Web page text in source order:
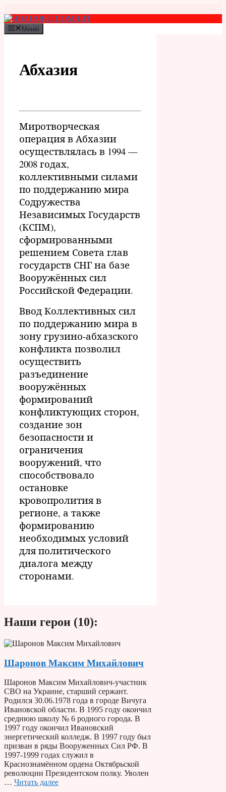
к
содержимому
Меню
Абхазия
Миротворческая
операция в Абхазии
осуществлялась в 1994 —
2008 годах,
коллективными силами
по поддержанию мира
Содружества
Независимых Государств
(КСПМ),
сформированными
решением Совета глав
государств СНГ на базе
Вооружённых сил
Российской Федерации.
Ввод Коллективных сил
по поддержанию мира в
зону грузино-абхазского
конфликта позволил
осуществить
разъединение
вооружённых
формирований
конфликтующих сторон,
создание зон
безопасности и
ограничения
вооружений, что
способствовало
остановке
кровопролития в
регионе, а также
формированию
необходимых условий
для политического
диалога между
сторонами.
Наши герои (10):
Шаронов Максим Михайлович
Шаронов Максим Михайлович-участник
СВО на Украине, старший сержант.
Родился 30.06.1978 года в городе Вичуга
Ивановской области. В 1995 году окончил
среднюю школу № 6 родного города. В
1997 году окончил Ивановский
энергетический колледж. В 1997 году был
призван в ряды Вооруженных Сил РФ. В
1997-1999 годах служил в
Краснознамённом ордена Октябрьской
революции Президентском полку. Уволен
… Читать далее